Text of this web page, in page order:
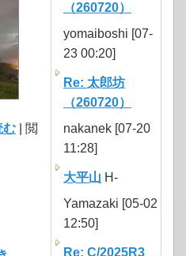
む | 閲
（260720）
yomaiboshi [07-
23 00:20]
Re: 太郎坊
（260720）
nakanek [07-20
11:28]
大平山 H-
Yamazaki [05-02
12:50]
Re: C/2025R3